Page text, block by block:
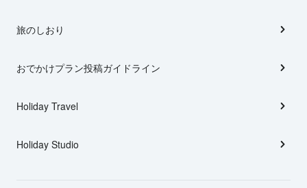
旅のしおり
おでかけプラン投稿ガイドライン
Holiday Travel
Holiday Studio